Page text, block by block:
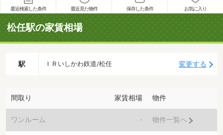
最近検索した条件 最近見た物件 保存した条件 お気に入り
松任駅の家賃相場
駅 ＩＲいしかわ鉄道/松任 変更する
間取り 家賃相場 物件
ワンルーム - 物件一覧へ